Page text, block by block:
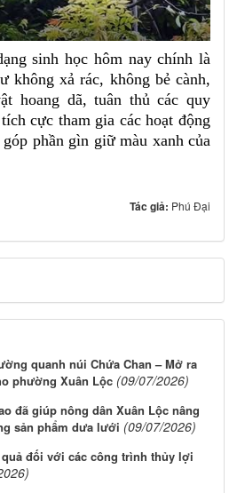
sinh học hôm nay chính là
không xả rác, không bẻ cành,
hoang dã, tuân thủ các quy
cực tham gia các hoạt động
phần gìn giữ màu xanh của
Tác giả: Phú Đại
quanh núi Chứa Chan – Mở ra
phường Xuân Lộc (09/07/2026)
đã giúp nông dân Xuân Lộc nâng
sản phẩm dưa lưới (09/07/2026)
đối với các công trình thủy lợi